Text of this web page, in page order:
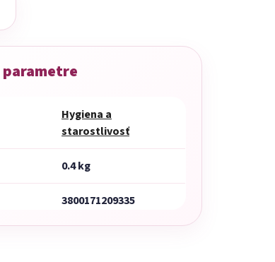
Hygiena a
starostlivosť
0.4 kg
3800171209335